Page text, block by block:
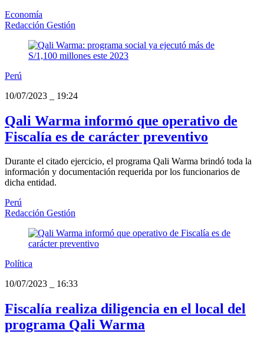
Economía
Redacción Gestión
Perú
10/07/2023
19:24
Qali Warma informó que operativo de
Fiscalía es de carácter preventivo
Durante el citado ejercicio, el programa Qali Warma brindó toda la
información y documentación requerida por los funcionarios de
dicha entidad.
Perú
Redacción Gestión
Política
10/07/2023
16:33
Fiscalía realiza diligencia en el local del
programa Qali Warma